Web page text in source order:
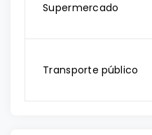
Supermercado
Transporte público